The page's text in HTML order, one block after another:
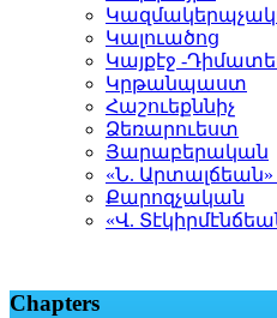
Կալուածոց
Կայքէջ -
Կրթանպաստ
Հաշուեքննիչ
Ձեռարուեստ
Յարաբերական
«Ն.
Քարոզչական
«Վ.
Chapters